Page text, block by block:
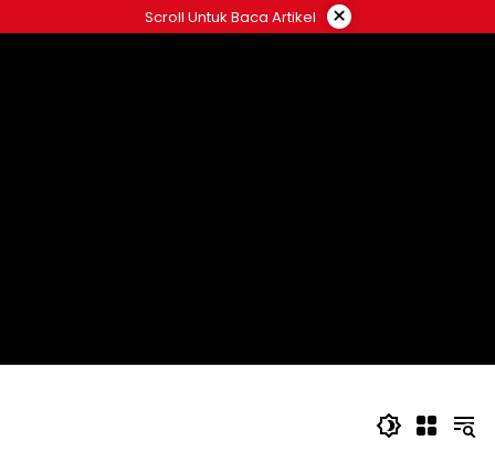
ke
Scroll Untuk Baca Artikel ×